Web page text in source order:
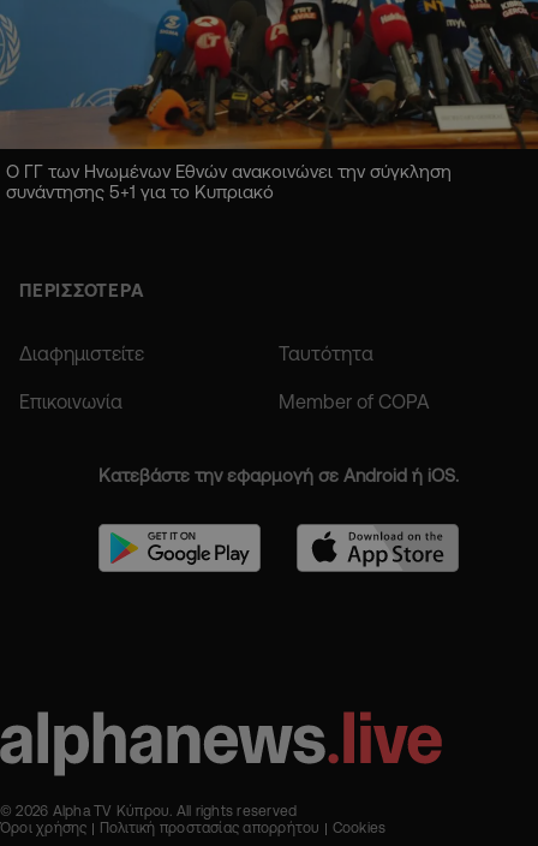
Ο ΓΓ των Ηνωμένων Εθνών ανακοινώνει την σύγκληση
συνάντησης 5+1 για το Κυπριακό
ΠΕΡΙΣΣΟΤΕΡΑ
Διαφημιστείτε Ταυτότητα
Επικοινωνία Member of COPA
Κατεβάστε την εφαρμογή σε Android ή iOS.
© 2026 Alpha TV Κύπρου. All rights reserved
Όροι χρήσης
Πολιτική προστασίας απορρήτου Cookies